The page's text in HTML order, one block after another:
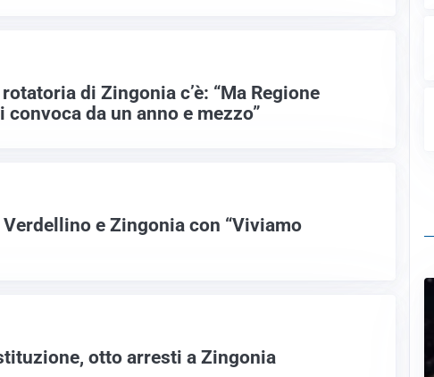
di Zingonia c’è: “Ma Regione
convoca da un anno e mezzo”
e Zingonia con “Viviamo
otto arresti a Zingonia